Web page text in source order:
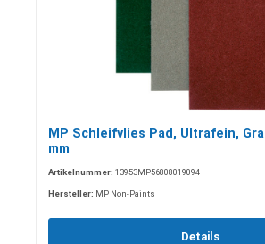
MP Schleifvlies Pad, Ultrafein,
mm
Artikelnummer: 13953MP56808019094
Hersteller: MP Non-Paints
Details